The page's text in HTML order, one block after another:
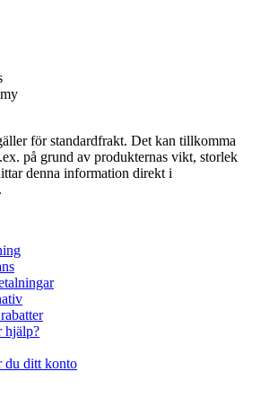
för standardfrakt. Det kan tillkomma
på grund av produkternas vikt, storlek
denna information direkt i
hjälp?
du ditt konto